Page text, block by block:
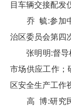
目车辆交接配发
乔 毓:参加中
治区委员会第四
张明明:督导检
市场供应工作；
区安全生产工作
高 博:研究民